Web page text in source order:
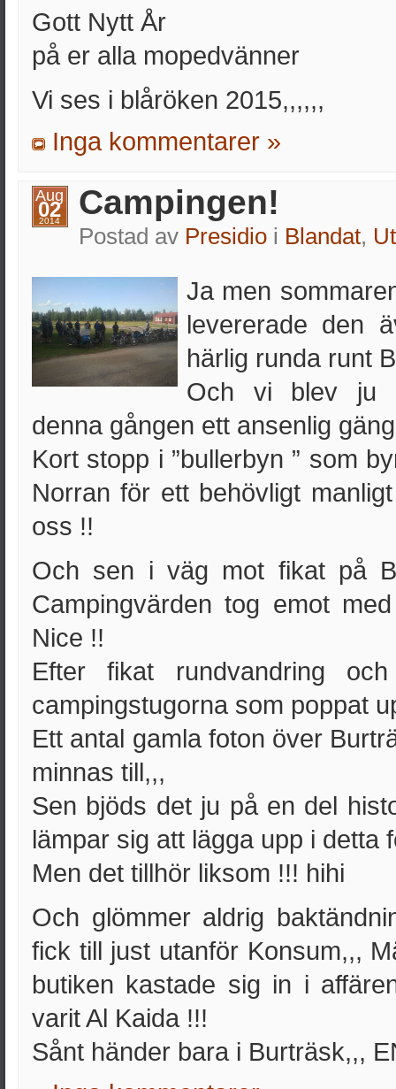
Gott Nytt År
på er alla mopedvänner
Vi ses i blåröken 2015,,,,,,
Inga kommentarer »
Aug
02
2014 Campingen!
Postad av Presidioi Blandat,
Ja men
levererade den
härlig runda runt
Och vi blev ju
denna gången ett ansenlig
Kort stopp i ”bullerbyn ” som
Norran för ett behövligt
oss !!
Och sen i väg mot fikat på
Campingvärden tog emot
Nice !!
Efter fikat rundvandring
campingstugorna som poppat
Ett antal gamla foton över
minnas till,,,
Sen bjöds det ju på en del
lämpar sig att lägga upp i detta
Men det tillhör liksom !!! hihi
Och glömmer aldrig
fick till just utanför Konsum,,,
butiken kastade sig in i
varit Al Kaida !!!
Sånt händer bara i Burträsk,,,